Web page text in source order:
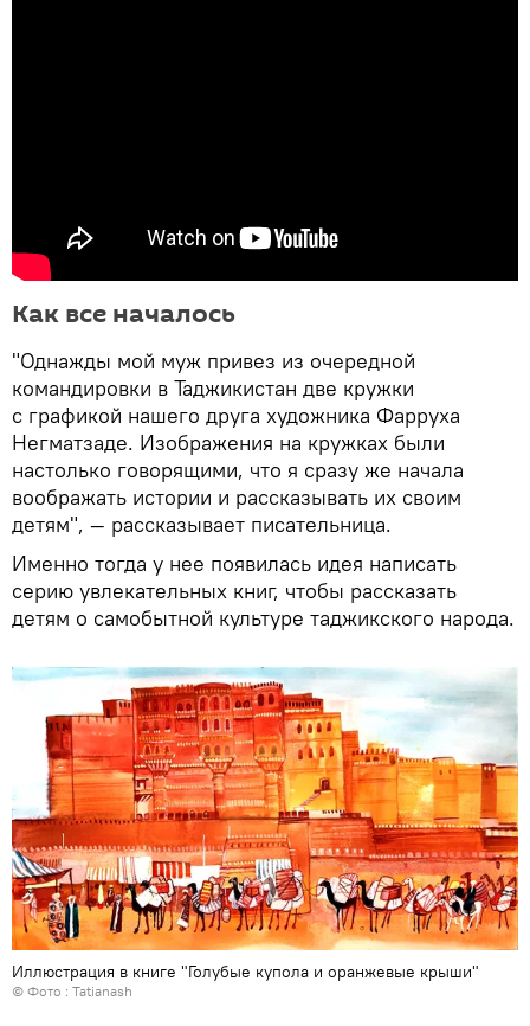
Как все началось
"Однажды мой муж привез из очередной
командировки в Таджикистан две кружки
с графикой нашего друга художника Фарруха
Негматзаде. Изображения на кружках были
настолько говорящими, что я сразу же начала
воображать истории и рассказывать их своим
детям", — рассказывает писательница.
Именно тогда у нее появилась идея написать
серию увлекательных книг, чтобы рассказать
детям о самобытной культуре таджикского народа.
Иллюстрация в книге "Голубые купола и оранжевые крыши"
© Фото : Tatianash